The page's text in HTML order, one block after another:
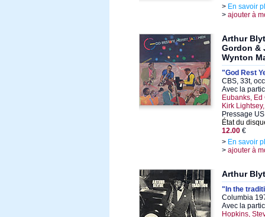
> En savoir
> ajouter à
Arthur
Gordon &
Wynton
"God Rest
CBS, 33t,
Avec la
Eubanks,
Kirk
Pressage
État du
12.00 €
> En savoir
> ajouter à
Arthur
"In the
Columbia
Avec la
Hopkins,